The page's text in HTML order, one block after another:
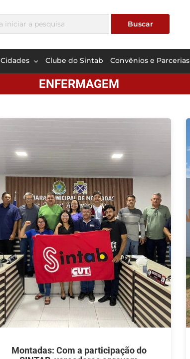
Cidades Clube do Sintab Convênios e Parcerias
ENFERMAGEM
Montadas: Com a participação do